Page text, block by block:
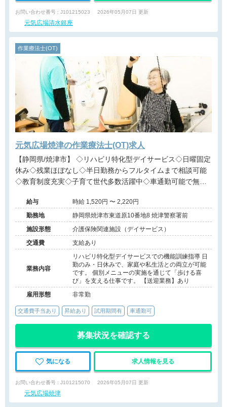
お問い合わせ番号 : J101215023 2026年05月07日 更新
元気広場清水銀座
作業療法士(OT)
元気広場焼津の作業療法士(OT)求人
【静岡県/焼津市】 ◇リハビリ特化型デイサービス◇日曜固定
休み◇残業ほぼなし◇半日勤務からフルタイムまで相談可能
◇教育制度充実◇子育て世代多数活躍中◇車通勤可能で無料
給与
時給 1,520円 〜 2,220円
勤務地
静岡県焼津市東道原10番地8 焼津警察署前
施設形態
介護保険関連施設（デイサービス）
交通費
支給あり
業務内容
リハビリ特化型デイサービスでの機能訓練指導 日
勤のみ・日休みで、家庭や私生活との両立が可能
です。 個別メニューの実施を通じて「歩ける喜
び」を支える仕事です。 【送迎業務】あり
雇用形態
非常勤
交通費手当あり 昇給あり 試用期間有 車通勤可
募集状況を確認する
気になる 求人情報を見る
お問い合わせ番号 : J101215070 2026年05月07日 更新
元気広場焼津